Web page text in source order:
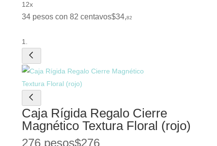
12x
34 pesos con 82 centavos$34,82
Caja Rígida Regalo Cierre
Magnético Textura Floral (rojo)
276 pesos$276